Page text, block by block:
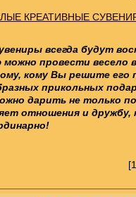
КРЕАТИВНЫЕ
всегда будут
провести весело
кому Вы решите его
прикольных
дарить не только
отношения и